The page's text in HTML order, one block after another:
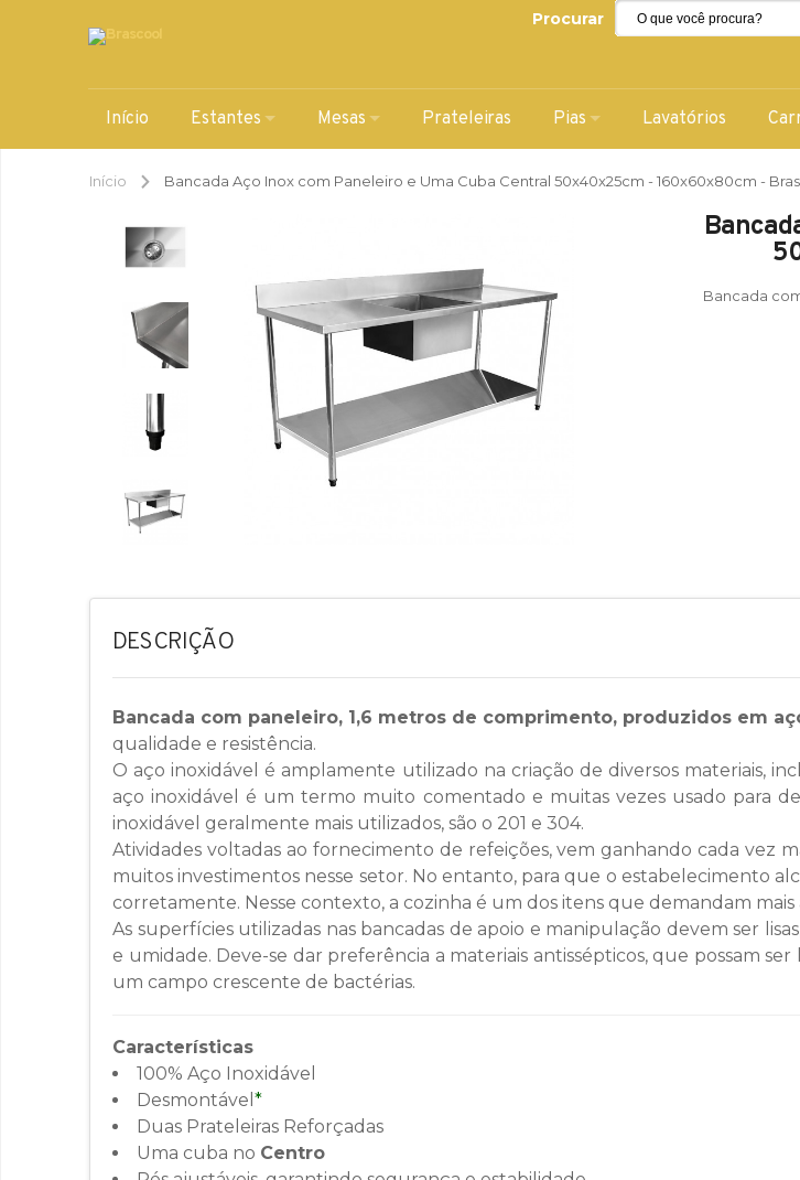
Procurar
Início Estantes Mesas Prateleiras Pias Lavatórios
Início Bancada Aço Inox com Paneleiro e Uma Cuba Central 50x40x25cm - 160x60x80cm -
Bancada
DESCRIÇÃO
Bancada com paneleiro, 1,6 metros de comprimento, produzidos em
qualidade e resistência.
O aço inoxidável é amplamente utilizado na criação de diversos materiais,
aço inoxidável é um termo muito comentado e muitas vezes usado para
inoxidável geralmente mais utilizados, são o 201 e 304.
Atividades voltadas ao fornecimento de refeições, vem ganhando cada vez
muitos investimentos nesse setor. No entanto, para que o estabelecimento
corretamente. Nesse contexto, a cozinha é um dos itens que demandam mais
As superfícies utilizadas nas bancadas de apoio e manipulação devem ser
e umidade. Deve-se dar preferência a materiais antissépticos, que possam
um campo crescente de bactérias.
Características
100% Aço Inoxidável
Desmontável *
Duas Prateleiras Reforçadas
Uma cuba no Centro